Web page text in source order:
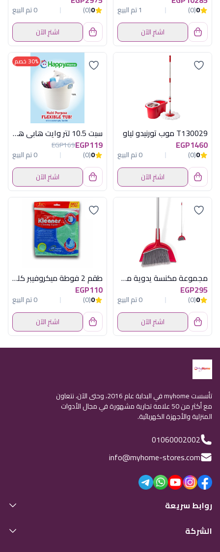
0
(0)
1 تم البيع
اشترِ الآن
0
(0)
0 تم البيع
اشترِ الآن
T130029 موب تورنيدو لياو
EGP1460
0
(0)
0 تم البيع
اشترِ الآن
30% خصم
سبت 10.5 لتر وايت هابى هوم
EGP119
EGP169
0
(0)
0 تم البيع
اشترِ الآن
مجموعة مكنسة يدوية مع جاروف 30 سم من لياو موديل K130029
EGP295
0
(0)
0 تم البيع
اشترِ الآن
طقم 2 فوطة ميكروفيبر كلينر
EGP110
0
(0)
0 تم البيع
اشترِ الآن
تأسست myhome في البداية عام 2016، وحتى الآن، نتعاون
مع أكثر من 50 علامة تجارية مشهورة في مجال الأدوات
المنزلية والأجهزة الكهربائية.
01060002002
info@myhome-stores.com
روابط سريعة
الشركة